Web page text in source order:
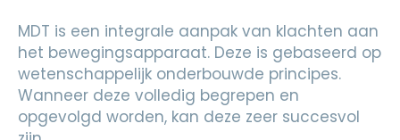
MDT is een integrale aanpak van klachten aan
het bewegingsapparaat. Deze is gebaseerd op
wetenschappelijk onderbouwde principes.
Wanneer deze volledig begrepen en
opgevolgd worden, kan deze zeer succesvol